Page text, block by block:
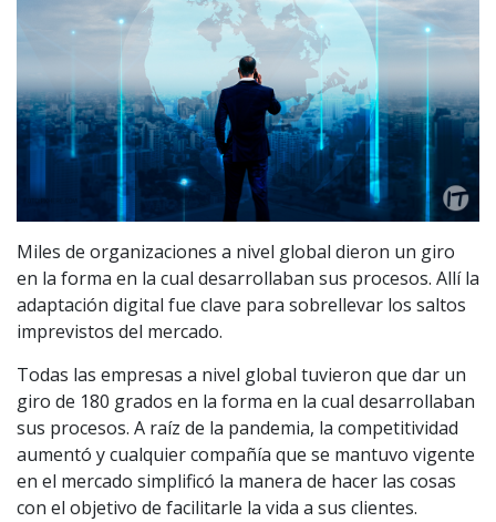
Miles de organizaciones a nivel global dieron un giro
en la forma en la cual desarrollaban sus procesos. Allí la
adaptación digital fue clave para sobrellevar los saltos
imprevistos del mercado.
Todas las empresas a nivel global tuvieron que dar un
giro de 180 grados en la forma en la cual desarrollaban
sus procesos. A raíz de la pandemia, la competitividad
aumentó y cualquier compañía que se mantuvo vigente
en el mercado simplificó la manera de hacer las cosas
con el objetivo de facilitarle la vida a sus clientes.
ARGENTINA
MÉXICO